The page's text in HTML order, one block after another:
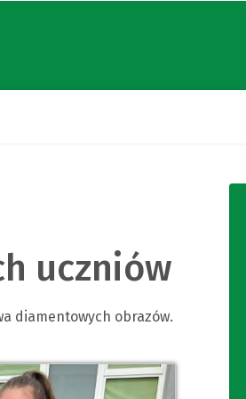
uczniów
diamentowych obrazów.